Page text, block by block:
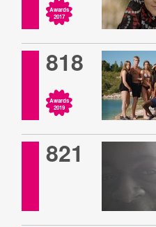
Awards
2017
818
Awards
2019
821